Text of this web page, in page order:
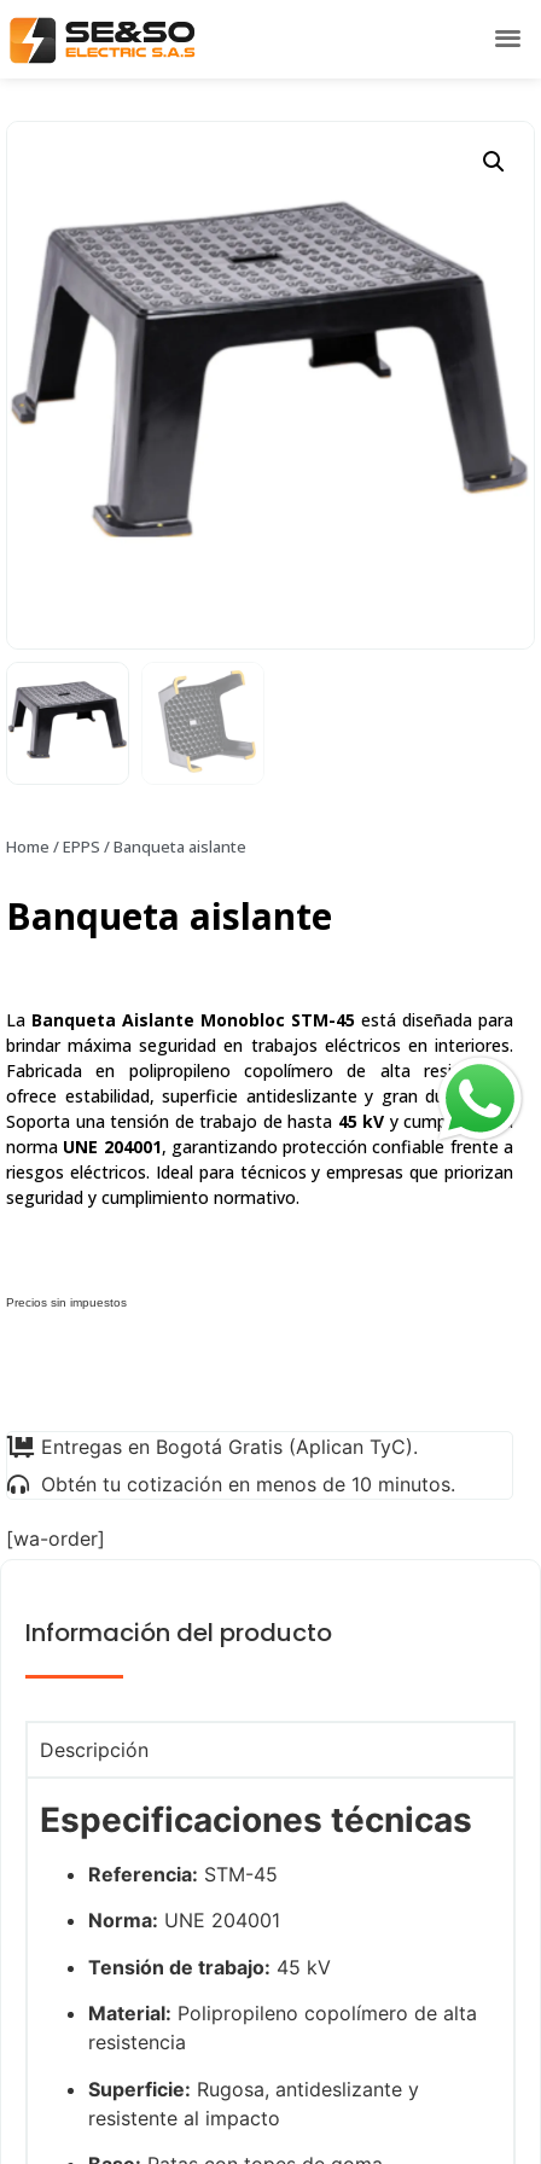
Home /EPPS / Banqueta aislante
Banqueta aislante
La Banqueta Aislante Monobloc STM-45 está diseñada para
brindar máxima seguridad en trabajos eléctricos en interiores.
Fabricada en polipropileno copolímero de alta resistencia,
ofrece estabilidad, superficie antideslizante y gran durabilidad.
Soporta una tensión de trabajo de hasta 45 kV y cumple con la
norma UNE 204001, garantizando protección confiable frente a
riesgos eléctricos. Ideal para técnicos y empresas que priorizan
seguridad y cumplimiento normativo.
Precios sin impuestos
Entregas en Bogotá Gratis (Aplican TyC).
Obtén tu cotización en menos de 10 minutos.
[wa-order]
Información del producto
Descripción
Especificaciones técnicas
Referencia: STM-45
Norma: UNE 204001
Tensión de trabajo: 45 kV
Material: Polipropileno copolímero de alta
resistencia
Superficie: Rugosa, antideslizante y
resistente al impacto